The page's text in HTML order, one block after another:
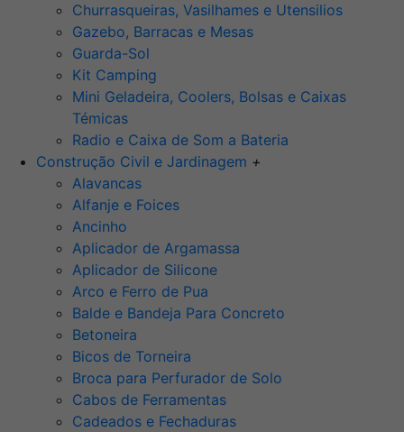
Churrasqueiras, Vasilhames e Utensilios
Gazebo, Barracas e Mesas
Guarda-Sol
Kit Camping
Mini Geladeira, Coolers, Bolsas e Caixas
Témicas
Radio e Caixa de Som a Bateria
Construção Civil e Jardinagem +
Alavancas
Alfanje e Foices
Ancinho
Aplicador de Argamassa
Aplicador de Silicone
Arco e Ferro de Pua
Balde e Bandeja Para Concreto
Betoneira
Bicos de Torneira
Broca para Perfurador de Solo
Cabos de Ferramentas
Cadeados e Fechaduras